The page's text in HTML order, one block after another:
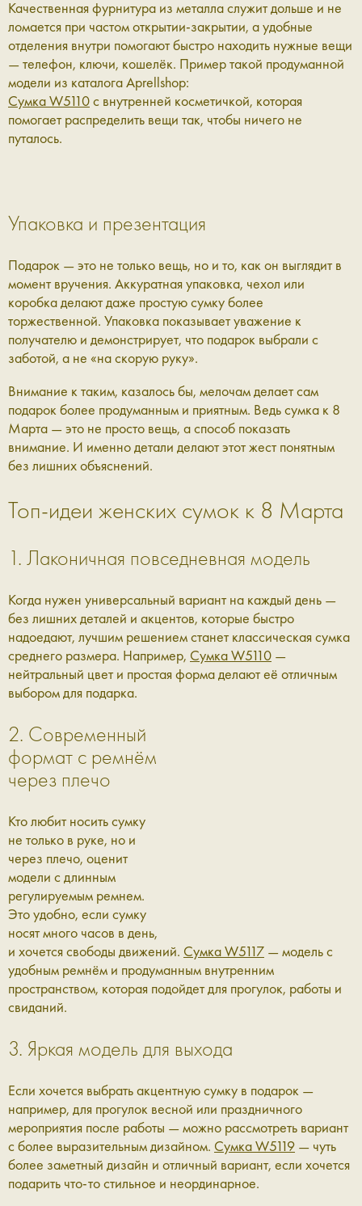
Качественная фурнитура из металла служит дольше и не
ломается при частом открытии‑закрытии, а удобные
отделения внутри помогают быстро находить нужные вещи
— телефон, ключи, кошелёк. Пример такой продуманной
модели из каталога Aprellshop:
Сумка W5110c внутренней косметичкой, которая
помогает распределить вещи так, чтобы ничего не
путалось.
Упаковка и презентация
Подарок — это не только вещь, но и то, как он выглядит в
момент вручения. Аккуратная упаковка, чехол или
коробка делают даже простую сумку более
торжественной. Упаковка показывает уважение к
получателю и демонстрирует, что подарок выбрали с
заботой, а не «на скорую руку».
Внимание к таким, казалось бы, мелочам делает сам
подарок более продуманным и приятным. Ведь сумка к 8
Марта — это не просто вещь, а способ показать
внимание. И именно детали делают этот жест понятным
без лишних объяснений.
Топ‑идеи женских сумок к 8 Марта
1. Лаконичная повседневная модель
Когда нужен универсальный вариант на каждый день —
без лишних деталей и акцентов, которые быстро
надоедают, лучшим решением станет классическая сумка
среднего размера. Например, Сумка W5110 —
нейтральный цвет и простая форма делают её отличным
выбором для подарка.
2. Современный
формат с ремнём
через плечо
Кто любит носить сумку
не только в руке, но и
через плечо, оценит
модели с длинным
регулируемым ремнем.
Это удобно, если сумку
носят много часов в день,
и хочется свободы движений. Сумка W5117 — модель с
удобным ремнём и продуманным внутренним
пространством, которая подойдет для прогулок, работы и
свиданий.
3. Яркая модель для выхода
Если хочется выбрать акцентную сумку в подарок —
например, для прогулок весной или праздничного
мероприятия после работы — можно рассмотреть вариант
с более выразительным дизайном. Сумка W5119 — чуть
более заметный дизайн и отличный вариант, если хочется
подарить что‑то стильное и неординарное.